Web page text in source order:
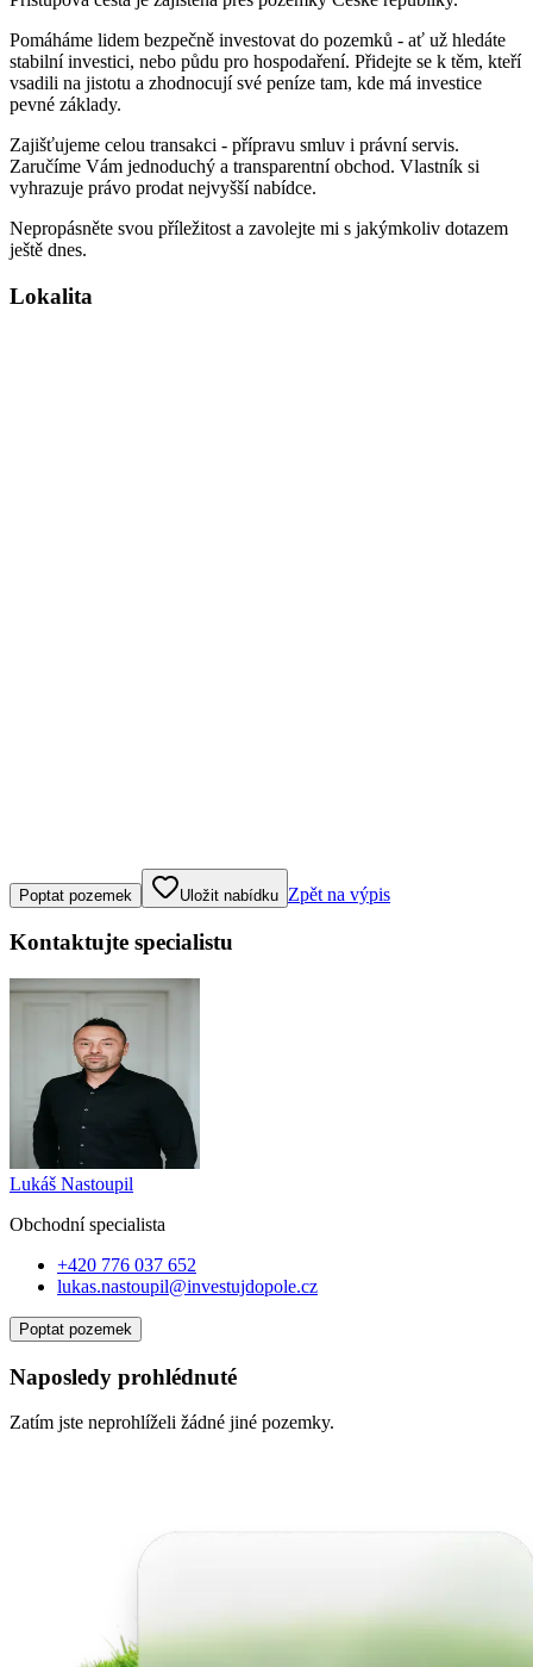
Pomáháme lidem bezpečně investovat do pozemků - ať už hledáte
stabilní investici, nebo půdu pro hospodaření. Přidejte se k těm, kteří
vsadili na jistotu a zhodnocují své peníze tam, kde má investice
pevné základy.
Zajišťujeme celou transakci - přípravu smluv i právní servis.
Zaručíme Vám jednoduchý a transparentní obchod. Vlastník si
vyhrazuje právo prodat nejvyšší nabídce.
Nepropásněte svou příležitost a zavolejte mi s jakýmkoliv dotazem
ještě dnes.
Lokalita
Klepněte nebo klikněte pro ovládání mapy
Poptat pozemek Uložit nabídku Zpět na výpis
Kontaktujte specialistu
Lukáš Nastoupil
Obchodní specialista
+420 776 037 652
lukas.nastoupil@investujdopole.cz
Poptat pozemek
Naposledy prohlédnuté
Zatím jste neprohlíželi žádné jiné pozemky.